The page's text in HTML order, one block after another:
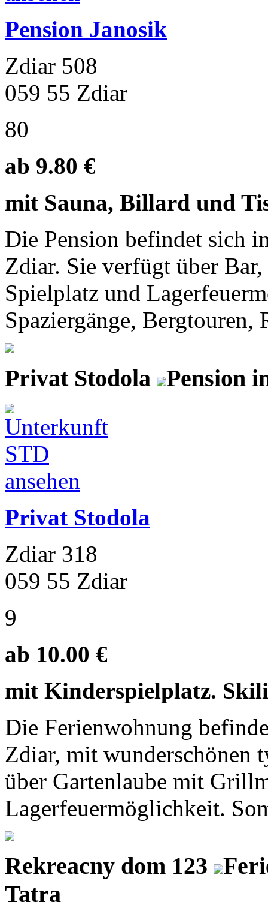
Pension Janosik
Zdiar 508
059 55 Zdiar
80
ab 9.80 €
mit Sauna, Billard und
Die Pension befindet sich
Zdiar. Sie verfügt über
Spielplatz und
Spaziergänge,
Privat Stodola Pension
Privat Stodola
Zdiar 318
059 55 Zdiar
9
ab 10.00 €
mit Kinderspielplatz.
Die Ferienwohnung
Zdiar, mit wunderschönen
über Gartenlaube mit
Lagerfeuermöglichkeit.
Rekreacny dom 123
Tatra